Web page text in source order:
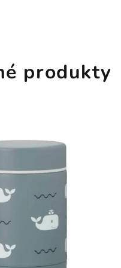
produkty